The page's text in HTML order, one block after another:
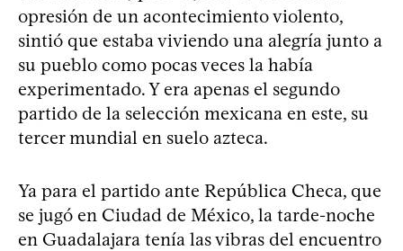
opresión de un acontecimiento violento,
sintió que estaba viviendo una alegría junto a
su pueblo como pocas veces la había
experimentado. Y era apenas el segundo
partido de la selección mexicana en este, su
tercer mundial en suelo azteca.
Ya para el partido ante República Checa, que
se jugó en Ciudad de México, la tarde-noche
en Guadalajara tenía las vibras del encuentro